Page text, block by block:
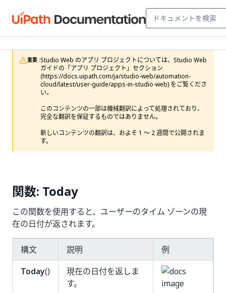
重要 :Studio Web のアプリ プロジェクトについては、Studio Web
ガイドの「アプリ プロジェクト」セクション
(https://docs.uipath.com/ja/studio-web/automation-
cloud/latest/user-guide/apps-in-studio-web) をご覧くださ
い。
このコンテンツの一部は機械翻訳によって処理されており、
完全な翻訳を保証するものではありません。
新しいコンテンツの翻訳は、およそ 1 ～ 2 週間で公開されま
す。
関数: Today
この関数を使用すると、ユーザーのタイム ゾーンの現
在の日付が返されます。
構文 説明
例
Today()
現在の日付を返しま
す。